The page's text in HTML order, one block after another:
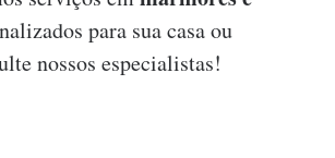
para sua casa ou
nossos especialistas!